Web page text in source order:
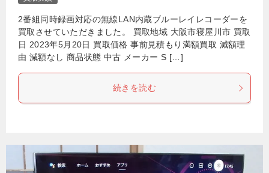
2番組同時録画対応の無線LAN内蔵ブルーレイレコーダーを
買取させていただきました。 買取地域 大阪市寝屋川市 買取
日 2023年5月20日 買取価格 事前見積もり満額買取 減額理
由 減額なし 商品状態 中古 メーカー S […]
続きを読む